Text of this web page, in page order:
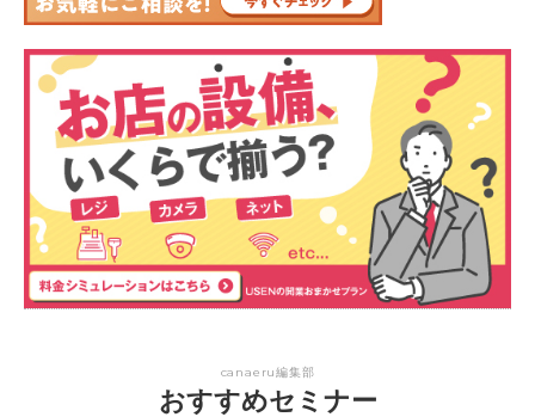
canaeru編集部
おすすめセミナー